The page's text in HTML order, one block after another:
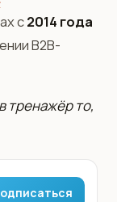
с2014 года
B2B-
тренажёр то,